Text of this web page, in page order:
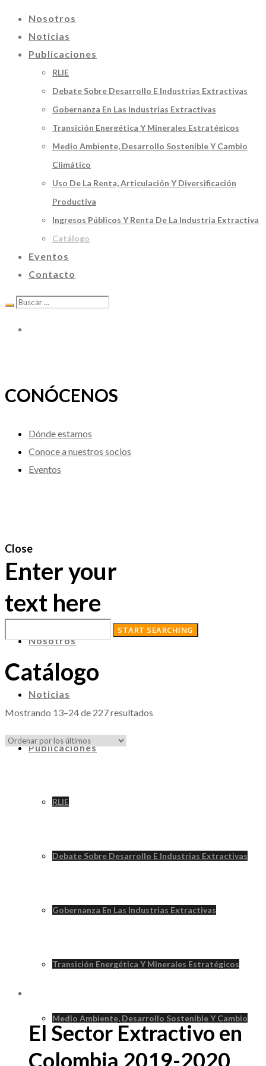
Nosotros
Noticias
Publicaciones
RLIE
Debate Sobre Desarrollo E Industrias Extractivas
Gobernanza En Las Industrias Extractivas
Transición Energética Y Minerales Estratégicos
Medio Ambiente, Desarrollo Sostenible Y Cambio
Climático
Uso De La Renta, Articulación Y Diversificación
Productiva
Ingresos Públicos Y Renta De La Industria Extractiva
Catálogo
Eventos
Contacto
CONÓCENOS
Dónde estamos
Conoce a nuestros socios
Eventos
Nosotros
Noticias
Publicaciones
RLIE
Debate Sobre Desarrollo E Industrias Extractivas
Gobernanza En Las Industrias Extractivas
Transición Energética Y Minerales Estratégicos
Medio Ambiente, Desarrollo Sostenible Y Cambio
Close
Enter your
text here
Catálogo
Mostrando 13–24 de 227 resultados
El Sector Extractivo en
Colombia 2019-2020